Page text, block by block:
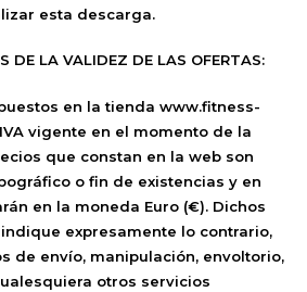
esta descarga.
DE LA VALIDEZ DE LAS OFERTAS:
en la tienda www.fitness-
vigente en el momento de la
que constan en la web son
o fin de existencias y en
en la moneda Euro (€). Dichos
expresamente lo contrario,
de envío, manipulación, envoltorio,
otros servicios